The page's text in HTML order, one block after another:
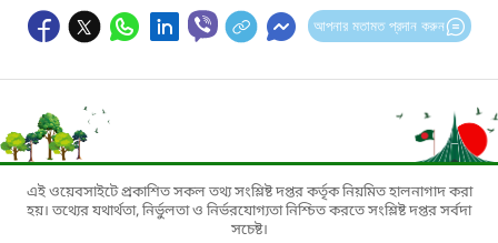
আপনার মতামত প্রদান করুন
এই ওয়েবসাইটে প্রকাশিত সকল তথ্য সংশ্লিষ্ট দপ্তর কর্তৃক নিয়মিত হালনাগাদ করা
হয়। তথ্যের যথার্থতা, নির্ভুলতা ও নির্ভরযোগ্যতা নিশ্চিত করতে সংশ্লিষ্ট দপ্তর সর্বদা
সচেষ্ট।